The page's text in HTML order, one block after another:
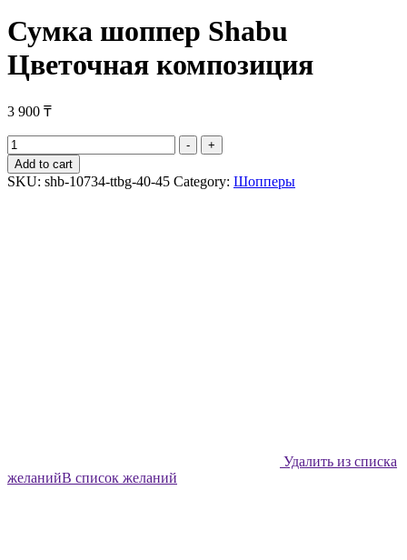
Сумка шоппер Shabu
Цветочная композиция
3 900 ₸
Сумка
шоппер
Shabu
Цветочная
-
+
Add to cart
SKU: shb-10734-ttbg-40-45 Category: Шопперы
Удалить из списка
желанийВ список желаний